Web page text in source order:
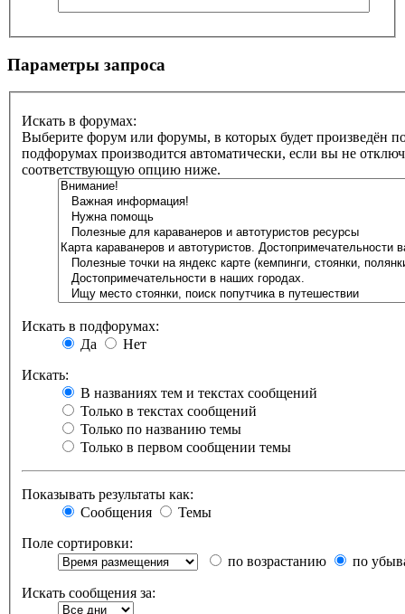
Параметры запроса
Искать в форумах:
Выберите форум или форумы, в которых будет произведён
подфорумах производится автоматически, если вы не
соответствующую опцию ниже.
Искать в подфорумах:
Да
Нет
Искать:
В названиях тем и текстах сообщений
Только в текстах сообщений
Только по названию темы
Только в первом сообщении темы
Показывать результаты как:
Сообщения
Темы
Поле сортировки:
по возрастанию
по
Искать сообщения за: